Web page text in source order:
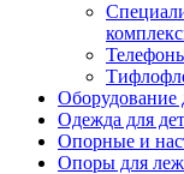
Оборудование
Одежда для
Опорные и
Опоры для